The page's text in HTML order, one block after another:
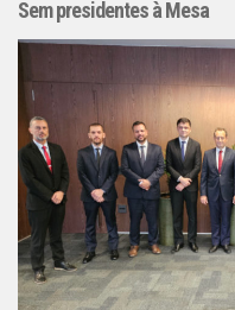
Sem presidentes à Mesa